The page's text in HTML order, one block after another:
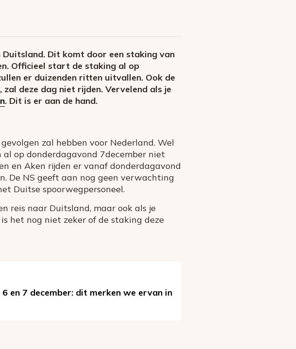
Dit komt door een staking van
Officieel start de staking al op
er duizenden ritten uitvallen. Ook de
deze dag niet rijden. Vervelend als je
. Dit is er aan de hand.
zal hebben voor Nederland. Wel
op donderdagavond 7december niet
en Aken rijden er vanaf donderdagavond
De NS geeft aan nog geen verwachting
Duitse spoorwegpersoneel.
reis naar Duitsland, maar ook als je
is het nog niet zeker of de staking deze
en 7 december: dit merken we ervan in